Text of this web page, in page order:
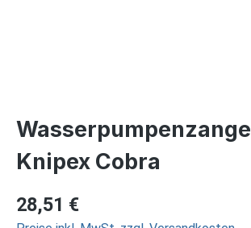
Wasserpumpenzange
Knipex Cobra
Regulärer Preis:
28,51 €